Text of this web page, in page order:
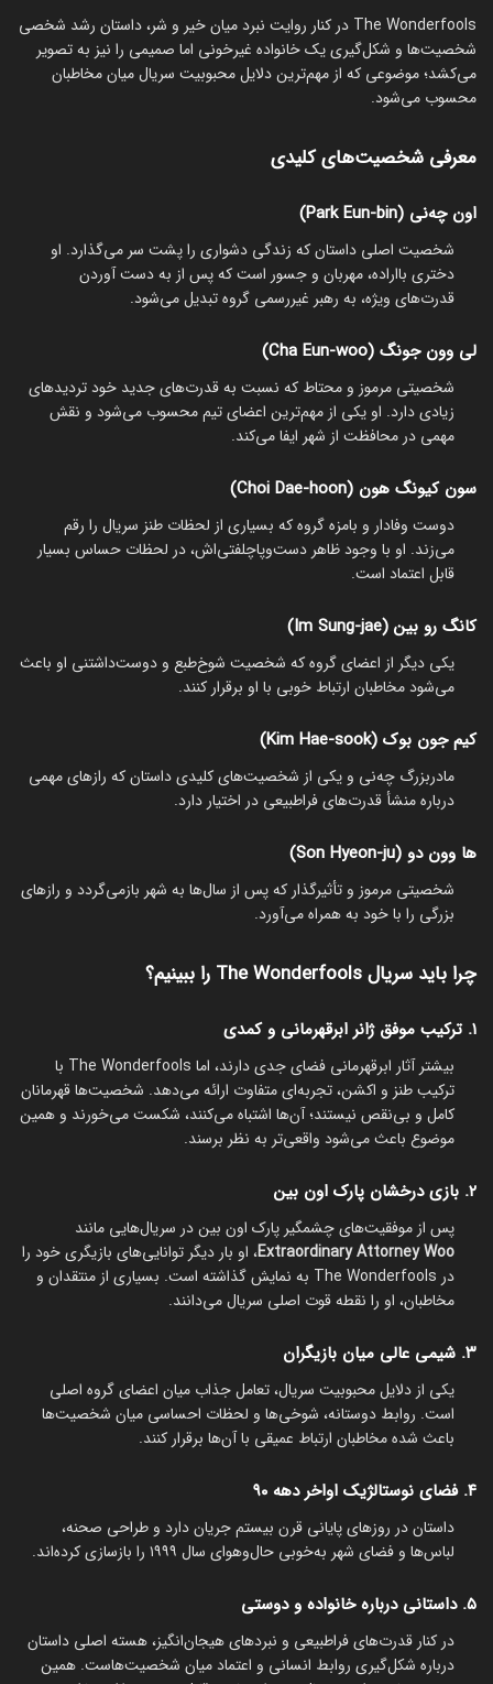
The Wonderfools در کنار روایت نبرد میان خیر و شر، داستان رشد شخصی
شخصیت‌ها و شکل‌گیری یک خانواده غیرخونی اما صمیمی را نیز به تصویر
می‌کشد؛ موضوعی که از مهم‌ترین دلایل محبوبیت سریال میان مخاطبان
محسوب می‌شود.
معرفی شخصیت‌های کلیدی
اون چه‌نی (Park Eun-bin)
شخصیت اصلی داستان که زندگی دشواری را پشت سر می‌گذارد. او
دختری بااراده، مهربان و جسور است که پس از به دست آوردن
قدرت‌های ویژه، به رهبر غیررسمی گروه تبدیل می‌شود.
لی وون جونگ (Cha Eun-woo)
شخصیتی مرموز و محتاط که نسبت به قدرت‌های جدید خود تردیدهای
زیادی دارد. او یکی از مهم‌ترین اعضای تیم محسوب می‌شود و نقش
مهمی در محافظت از شهر ایفا می‌کند.
سون کیونگ هون (Choi Dae-hoon)
دوست وفادار و بامزه گروه که بسیاری از لحظات طنز سریال را رقم
می‌زند. او با وجود ظاهر دست‌وپاچلفتی‌اش، در لحظات حساس بسیار
قابل اعتماد است.
کانگ رو بین (Im Sung-jae)
یکی دیگر از اعضای گروه که شخصیت شوخ‌طبع و دوست‌داشتنی او باعث
می‌شود مخاطبان ارتباط خوبی با او برقرار کنند.
کیم جون بوک (Kim Hae-sook)
مادربزرگ چه‌نی و یکی از شخصیت‌های کلیدی داستان که رازهای مهمی
درباره منشأ قدرت‌های فراطبیعی در اختیار دارد.
ها وون دو (Son Hyeon-ju)
شخصیتی مرموز و تأثیرگذار که پس از سال‌ها به شهر بازمی‌گردد و رازهای
بزرگی را با خود به همراه می‌آورد.
چرا باید سریال The Wonderfools را ببینیم؟
۱. ترکیب موفق ژانر ابرقهرمانی و کمدی
بیشتر آثار ابرقهرمانی فضای جدی دارند، اما The Wonderfools با
ترکیب طنز و اکشن، تجربه‌ای متفاوت ارائه می‌دهد. شخصیت‌ها قهرمانان
کامل و بی‌نقص نیستند؛ آن‌ها اشتباه می‌کنند، شکست می‌خورند و همین
موضوع باعث می‌شود واقعی‌تر به نظر برسند.
۲. بازی درخشان پارک اون بین
پس از موفقیت‌های چشمگیر پارک اون بین در سریال‌هایی مانند
Extraordinary Attorney Woo، او بار دیگر توانایی‌های بازیگری خود را
در The Wonderfools به نمایش گذاشته است. بسیاری از منتقدان و
مخاطبان، او را نقطه قوت اصلی سریال می‌دانند.
۳. شیمی عالی میان بازیگران
یکی از دلایل محبوبیت سریال، تعامل جذاب میان اعضای گروه اصلی
است. روابط دوستانه، شوخی‌ها و لحظات احساسی میان شخصیت‌ها
باعث شده مخاطبان ارتباط عمیقی با آن‌ها برقرار کنند.
۴. فضای نوستالژیک اواخر دهه ۹۰
داستان در روزهای پایانی قرن بیستم جریان دارد و طراحی صحنه،
لباس‌ها و فضای شهر به‌خوبی حال‌وهوای سال ۱۹۹۹ را بازسازی کرده‌اند.
۵. داستانی درباره خانواده و دوستی
در کنار قدرت‌های فراطبیعی و نبردهای هیجان‌انگیز، هسته اصلی داستان
درباره شکل‌گیری روابط انسانی و اعتماد میان شخصیت‌هاست. همین